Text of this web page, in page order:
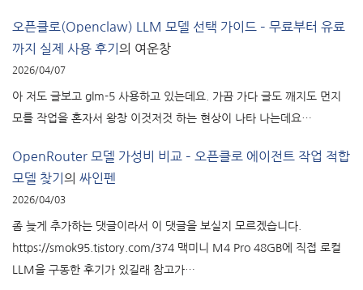
오픈클로(Openclaw) LLM 모델 선택 가이드 – 무료부터 유료
까지 실제 사용 후기 의 여운창
2026/04/07
아 저도 글보고 glm-5 사용하고 있는데요. 가끔 가다 글도 깨지도 먼지
모를 작업을 혼자서 왕창 이것저것 하는 현상이 나타 나는데요…
OpenRouter 모델 가성비 비교 – 오픈클로 에이전트 작업 적합
모델 찾기 의 싸인펜
2026/04/03
좀 늦게 추가하는 댓글이라서 이 댓글을 보실지 모르겠습니다.
https://smok95.tistory.com/374 맥미니 M4 Pro 48GB에 직접 로컬
LLM을 구동한 후기가 있길래 참고가…